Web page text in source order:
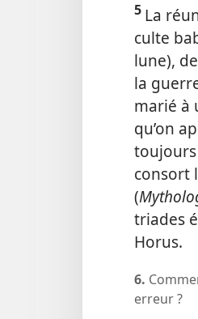
5 La
culte
lune),
la
marié à
qu’on
toujours
consort
(
triades
Horus.
6.
erreur ?